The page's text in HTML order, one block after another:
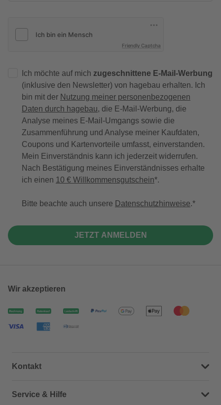
Friendly Captcha
Ich möchte auf mich zugeschnittene E-Mail-Werbung
(inklusive den Newsletter) von hagebau erhalten. Ich
bin mit der Nutzung meiner personenbezogenen
Daten durch hagebau, die E-Mail-Werbung, die
Analyse meines E-Mail-Umgangs sowie die
Zusammenführung und Analyse meiner Kaufdaten,
Coupons und Kartenvorteile umfasst, einverstanden.
Mein Einverständnis kann ich jederzeit widerrufen.
Nach Bestätigung meines Einverständnisses erhalte
ich einen 10 € Willkommensgutschein*.
Bitte beachte auch unsere Datenschutzhinweise.
JETZT ANMELDEN
Wir akzeptieren
Kontakt
Dein Kontakt zu uns
Service & Hilfe